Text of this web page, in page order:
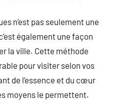
n’est pas seulement une
également une façon
la ville. Cette méthode
pour visiter selon vos
de l’essence et du cœur
moyens le permettent.